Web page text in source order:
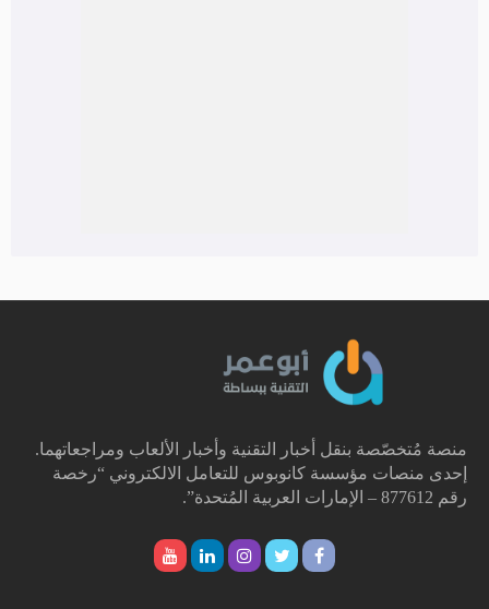
منصة مُتخصّصة بنقل أخبار التقنية وأخبار الألعاب ومراجعاتهما.
إحدى منصات مؤسسة كانوبوس للتعامل الالكتروني “رخصة
رقم 877612 – الإمارات العربية المُتحدة”.